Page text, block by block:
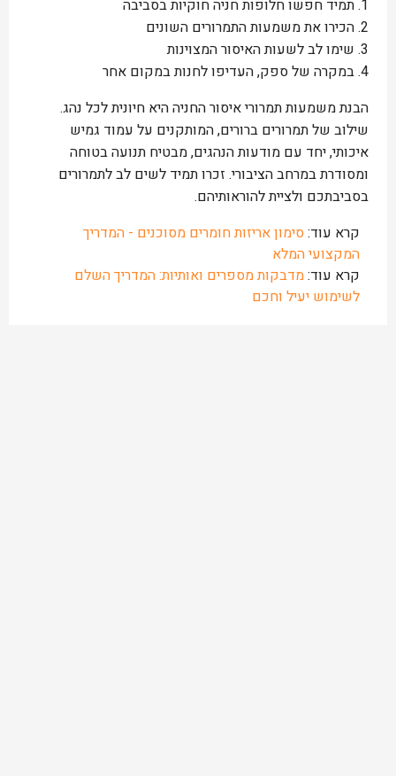
1. תמיד חפשו חלופות חניה חוקיות בסביבה
2. הכירו את משמעות התמרורים השונים
3. שימו לב לשעות האיסור המצוינות
4. במקרה של ספק, העדיפו לחנות במקום אחר
הבנת משמעות תמרורי איסור החניה היא חיונית לכל נהג.
שילוב של תמרורים ברורים, המותקנים על עמוד גמיש
איכותי, יחד עם מודעות הנהגים, מבטיח תנועה בטוחה
ומסודרת במרחב הציבורי. זכרו תמיד לשים לב לתמרורים
בסביבתכם ולציית להוראותיהם.
קרא עוד:סימון אריזות חומרים מסוכנים - המדריך
המקצועי המלא
קרא עוד:מדבקות מספרים ואותיות: המדריך השלם
לשימוש יעיל וחכם